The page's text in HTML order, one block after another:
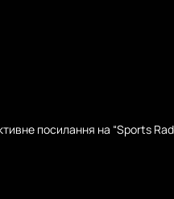
посилання на “Sports